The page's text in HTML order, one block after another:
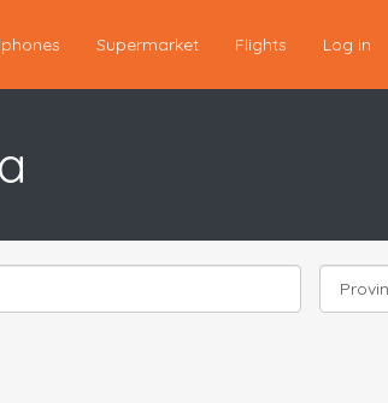
Supermarket Flights Log in